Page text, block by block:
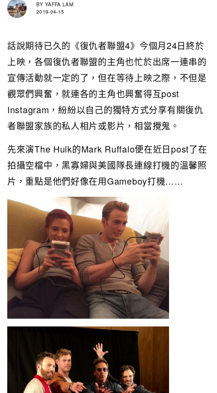
BY YAFFA LAM
2019-04-15
話說期待已久的《復仇者聯盟4》今個月24日終於
上映，各個復仇者聯盟的主角也忙於出席一連串的
宣傳活動就一定的了，但在等待上映之際，不但是
觀眾們興奮，就連各的主角也興奮得互post
Instagram，紛紛以自己的獨特方式分享有關復仇
者聯盟家族的私人相片或影片，相當攪鬼。
先來演The Hulk的Mark Ruffalo便在近日post了在
拍攝空檔中，黑寡婦與美國隊長連線打機的溫馨照
片，重點是他們好像在用Gameboy打機……